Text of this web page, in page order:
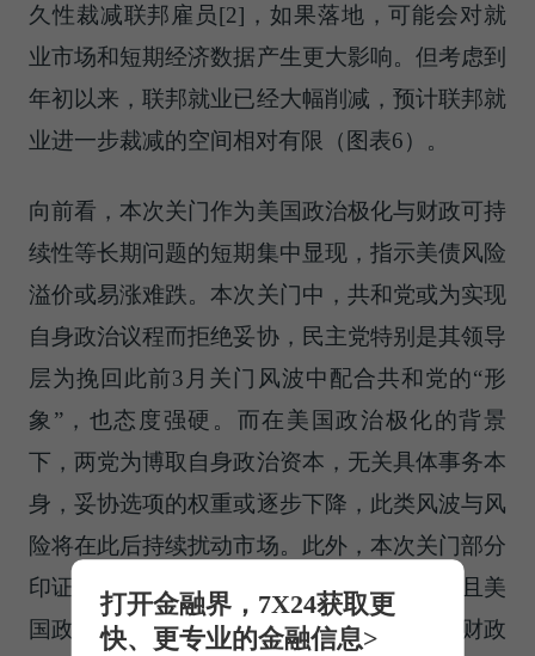
久性裁减联邦雇员[2]，如果落地，可能会对就
业市场和短期经济数据产生更大影响。但考虑到
年初以来，联邦就业已经大幅削减，预计联邦就
业进一步裁减的空间相对有限（图表6）。
向前看，本次关门作为美国政治极化与财政可持
续性等长期问题的短期集中显现，指示美债风险
溢价或易涨难跌。本次关门中，共和党或为实现
自身政治议程而拒绝妥协，民主党特别是其领导
层为挽回此前3月关门风波中配合共和党的“形
象”，也态度强硬。而在美国政治极化的背景
下，两党为博取自身政治资本，无关具体事务本
身，妥协选项的权重或逐步下降，此类风波与风
险将在此后持续扰动市场。此外，本次关门部分
印证了“大而美”法案中减支落地难度较大，且美
国政治极化将政府关门“武器化”，长期美国财政
打开金融界，7X24获取更
快、更专业的金融信息>